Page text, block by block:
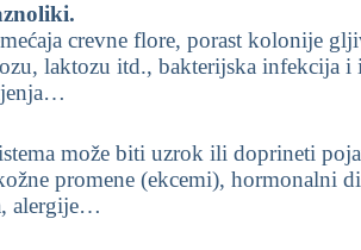
crevne flore, porast kolonije
laktozu itd., bakterijska infekcija
može biti uzrok ili doprineti
promene (ekcemi), hormonalni
alergije…